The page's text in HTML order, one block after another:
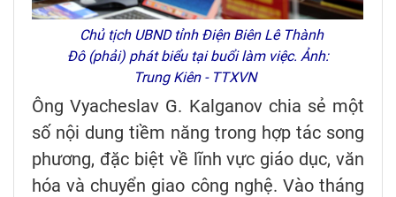
Chủ tịch UBND tỉnh Điện Biên Lê Thành
Đô (phải) phát biểu tại buổi làm việc. Ảnh:
Trung Kiên - TTXVN
Ông Vyacheslav G. Kalganov chia sẻ một
số nội dung tiềm năng trong hợp tác song
phương, đặc biệt về lĩnh vực giáo dục, văn
hóa và chuyển giao công nghệ. Vào tháng